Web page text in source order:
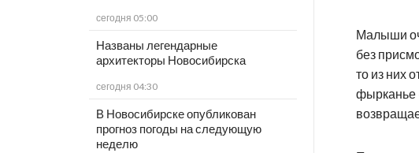
сегодня 05:00
Названы легендарные
архитекторы Новосибирска
сегодня 04:30
В Новосибирске опубликован
прогноз погоды на следующую
неделю
Малыши
без
то из них
фырканье